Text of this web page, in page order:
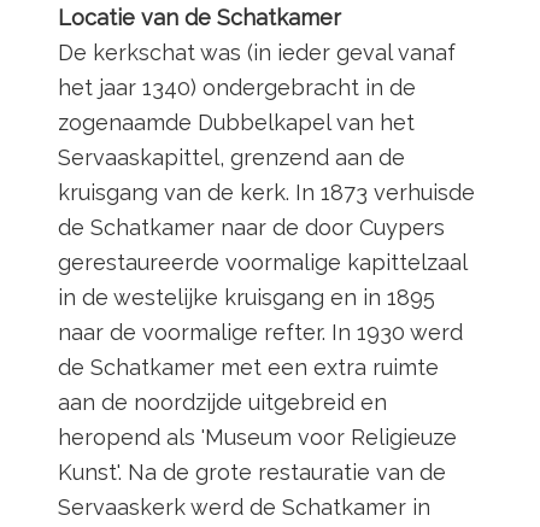
Locatie van de Schatkamer
De kerkschat was (in ieder geval vanaf
het jaar 1340) ondergebracht in de
zogenaamde Dubbelkapel van het
Servaaskapittel, grenzend aan de
kruisgang van de kerk. In 1873 verhuisde
de Schatkamer naar de door Cuypers
gerestaureerde voormalige kapittelzaal
in de westelijke kruisgang en in 1895
naar de voormalige refter. In 1930 werd
de Schatkamer met een extra ruimte
aan de noordzijde uitgebreid en
heropend als 'Museum voor Religieuze
Kunst'. Na de grote restauratie van de
Servaaskerk werd de Schatkamer in